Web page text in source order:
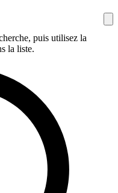
puis utilisez la
la liste.